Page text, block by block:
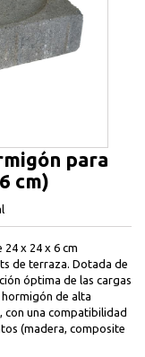
para
cm)
x 24 x 6 cm
de terraza. Dotada de
óptima de las cargas
hormigón de alta
con una compatibilidad
(madera, composite